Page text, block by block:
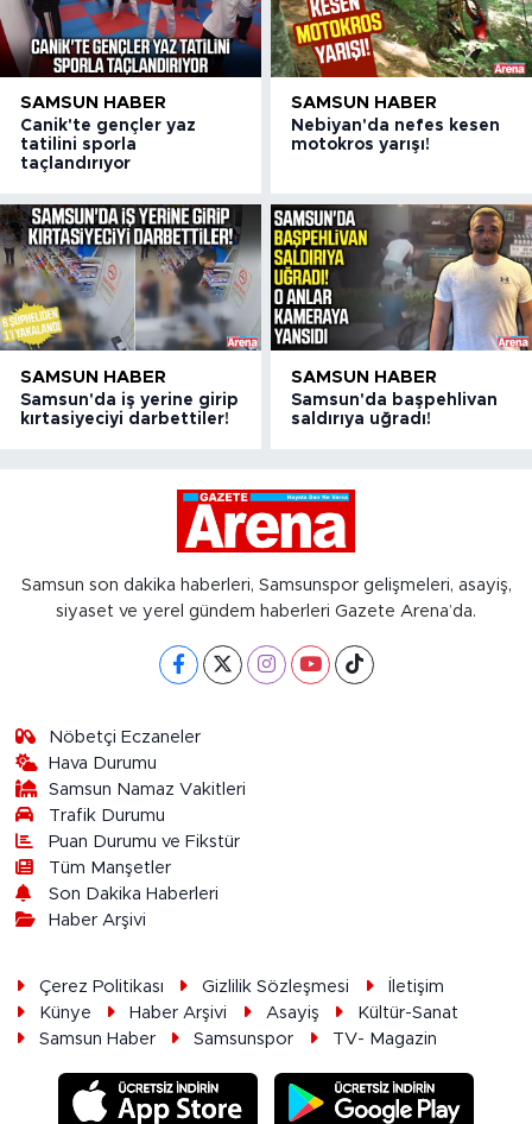
SAMSUN HABER
Canik'te gençler yaz
tatilini sporla
taçlandırıyor
SAMSUN HABER
Nebiyan'da nefes kesen
motokros yarışı!
SAMSUN HABER
Samsun'da iş yerine girip
kırtasiyeciyi darbettiler!
SAMSUN HABER
Samsun'da başpehlivan
saldırıya uğradı!
Samsun son dakika haberleri, Samsunspor gelişmeleri, asayiş,
siyaset ve yerel gündem haberleri Gazete Arena’da.
Nöbetçi Eczaneler
Hava Durumu
Samsun Namaz Vakitleri
Trafik Durumu
Puan Durumu ve Fikstür
Tüm Manşetler
Son Dakika Haberleri
Haber Arşivi
Çerez Politikası Gizlilik Sözleşmesi
İletişim
Künye
Haber Arşivi Asayiş
Kültür-Sanat
Samsun Haber
Samsunspor TV- Magazin